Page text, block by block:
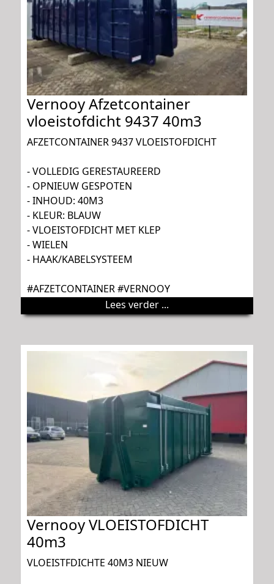
Vernooy Afzetcontainer
vloeistofdicht 9437 40m3
AFZETCONTAINER 9437 VLOEISTOFDICHT
- VOLLEDIG GERESTAUREERD
- OPNIEUW GESPOTEN
- INHOUD: 40M3
- KLEUR: BLAUW
- VLOEISTOFDICHT MET KLEP
- WIELEN
- HAAK/KABELSYSTEEM
#AFZETCONTAINER #VERNOOY
Lees verder ...
Vernooy VLOEISTOFDICHT
40m3
VLOEISTFDICHTE 40M3 NIEUW